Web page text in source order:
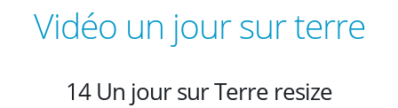
Vidéo un jour sur terre
14 Un jour sur Terre resize